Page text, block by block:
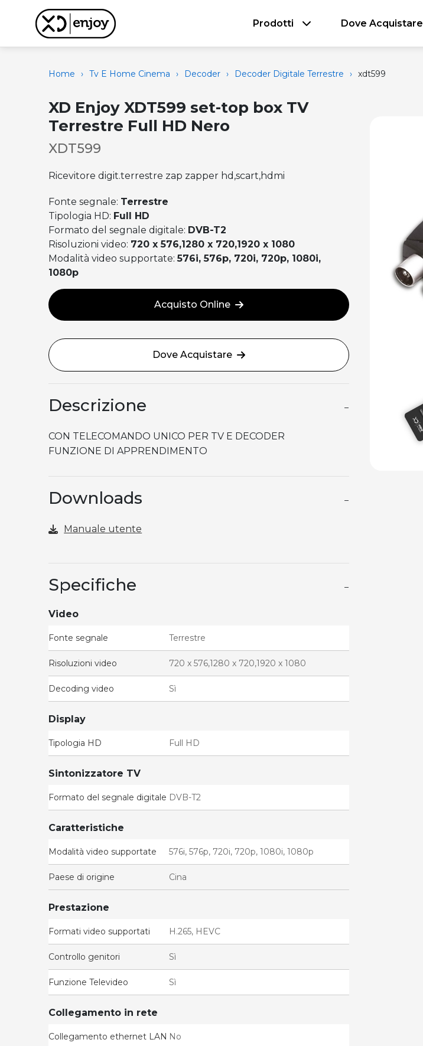
Prodotti Dove Acquistare
Home › Tv E Home Cinema › Decoder › Decoder Digitale Terrestre › xdt599
XD Enjoy XDT599 set-top box TV
Terrestre Full HD Nero
XDT599
Ricevitore digit.terrestre zap zapper hd,scart,hdmi
Fonte segnale: Terrestre
Tipologia HD: Full HD
Formato del segnale digitale: DVB-T2
Risoluzioni video: 720 x 576,1280 x 720,1920 x 1080
Modalità video supportate:576i, 576p, 720i, 720p, 1080i,
1080p
Acquisto Online
Dove Acquistare
Descrizione −
CON TELECOMANDO UNICO PER TV E DECODER
FUNZIONE DI APPRENDIMENTO
Downloads −
Manuale utente
Specifiche −
Video
Fonte segnale Terrestre
Risoluzioni video 720 x 576,1280 x 720,1920 x 1080
Decoding video Sì
Display
Tipologia HD Full HD
Sintonizzatore TV
Formato del segnale digitale DVB-T2
Caratteristiche
Modalità video supportate 576i, 576p, 720i, 720p, 1080i, 1080p
Paese di origine Cina
Prestazione
Formati video supportati H.265, HEVC
Controllo genitori Sì
Funzione Televideo Sì
Collegamento in rete
Collegamento ethernet LAN No